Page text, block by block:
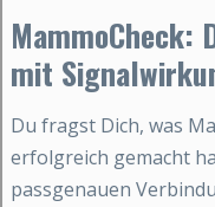
MammoCheck:
mit
Du fragst Dich, was
erfolgreich gemacht
passgenauen